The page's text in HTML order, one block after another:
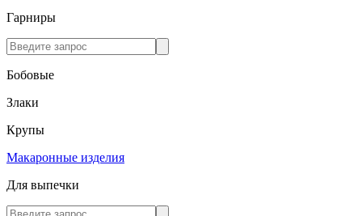
Гарниры
Бобовые
Злаки
Крупы
Макаронные изделия
Для выпечки